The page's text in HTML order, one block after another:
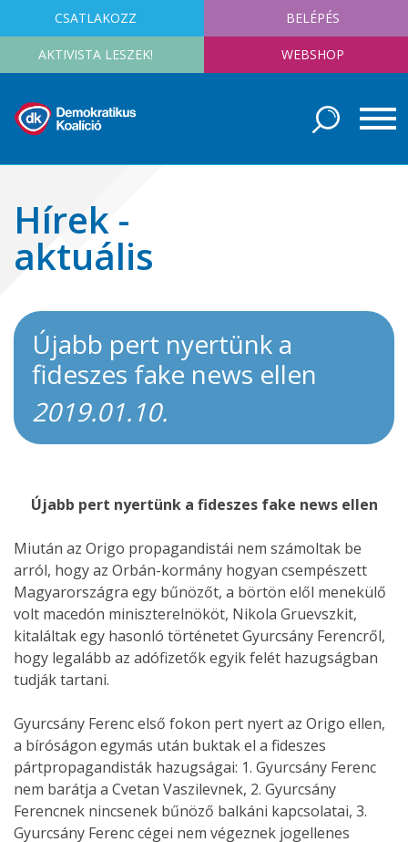
CSATLAKOZZ BELÉPÉS
AKTIVISTA LESZEK! WEBSHOP
Hírek -
aktuális
Újabb pert nyertünk a
fideszes fake news ellen
2019.01.10.
Újabb pert nyertünk a fideszes fake news ellen
Miután az Origo propagandistái nem számoltak be
arról, hogy az Orbán-kormány hogyan csempészett
Magyarországra egy bűnözőt, a börtön elől menekülő
volt macedón miniszterelnököt, Nikola Gruevszkit,
kitaláltak egy hasonló történetet Gyurcsány Ferencről,
hogy legalább az adófizetők egyik felét hazugságban
tudják tartani.
Gyurcsány Ferenc első fokon pert nyert az Origo ellen,
a bíróságon egymás után buktak el a fideszes
pártpropagandisták hazugságai: 1. Gyurcsány Ferenc
nem barátja a Cvetan Vaszilevnek, 2. Gyurcsány
Ferencnek nincsenek bűnöző balkáni kapcsolatai, 3.
Gyurcsány Ferenc cégei nem végeznek jogellenes